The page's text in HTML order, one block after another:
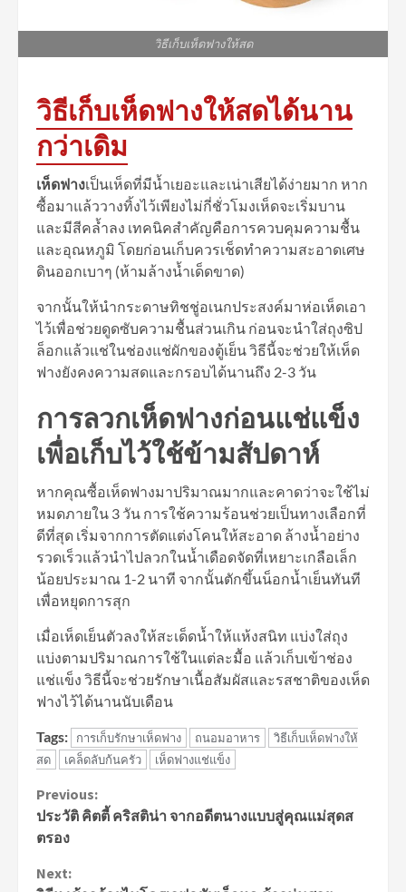
วิธีเก็บเห็ดฟางให้สด
วิธีเก็บเห็ดฟางให้สดได้นาน
กว่าเดิม
เห็ดฟางเป็นเห็ดที่มีน้ำเยอะและเน่าเสียได้ง่ายมาก หาก
ซื้อมาแล้ววางทิ้งไว้เพียงไม่กี่ชั่วโมงเห็ดจะเริ่มบาน
และมีสีคล้ำลง เทคนิคสำคัญคือการควบคุมความชื้น
และอุณหภูมิ โดยก่อนเก็บควรเช็ดทำความสะอาดเศษ
ดินออกเบาๆ (ห้ามล้างน้ำเด็ดขาด)
จากนั้นให้นำกระดาษทิชชู่อเนกประสงค์มาห่อเห็ดเอา
ไว้เพื่อช่วยดูดซับความชื้นส่วนเกิน ก่อนจะนำใส่ถุงซิป
ล็อกแล้วแช่ในช่องแช่ผักของตู้เย็น วิธีนี้จะช่วยให้เห็ด
ฟางยังคงความสดและกรอบได้นานถึง 2-3 วัน
การลวกเห็ดฟางก่อนแช่แข็ง
เพื่อเก็บไว้ใช้ข้ามสัปดาห์
หากคุณซื้อเห็ดฟางมาปริมาณมากและคาดว่าจะใช้ไม่
หมดภายใน 3 วัน การใช้ความร้อนช่วยเป็นทางเลือกที่
ดีที่สุด เริ่มจากการตัดแต่งโคนให้สะอาด ล้างน้ำอย่าง
รวดเร็วแล้วนำไปลวกในน้ำเดือดจัดที่เหยาะเกลือเล็ก
น้อยประมาณ 1-2 นาที จากนั้นตักขึ้นน็อกน้ำเย็นทันที
เพื่อหยุดการสุก
เมื่อเห็ดเย็นตัวลงให้สะเด็ดน้ำให้แห้งสนิท แบ่งใส่ถุง
แบ่งตามปริมาณการใช้ในแต่ละมื้อ แล้วเก็บเข้าช่อง
แช่แข็ง วิธีนี้จะช่วยรักษาเนื้อสัมผัสและรสชาติของเห็ด
ฟางไว้ได้นานนับเดือน
Tags: การเก็บรักษาเห็ดฟาง ถนอมอาหาร
วิธีเก็บเห็ดฟางให้
สด
เคล็ดลับก้นครัว เห็ดฟางแช่แข็ง
Continue
Reading
Previous:
ประวัติ คิตตี้ คริสติน่า จากอดีตนางแบบสู่คุณแม่สุดส
ตรอง
Next: